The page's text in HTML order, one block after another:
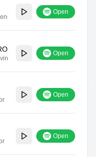
Open
& Farruko]
Open
Open
Open